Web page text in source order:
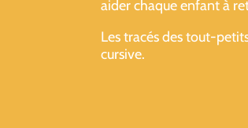
aider chaque enfant à
Les tracés des tout-
cursive.